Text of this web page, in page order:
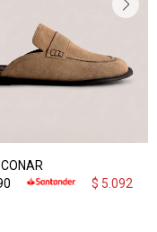
$ 5.092